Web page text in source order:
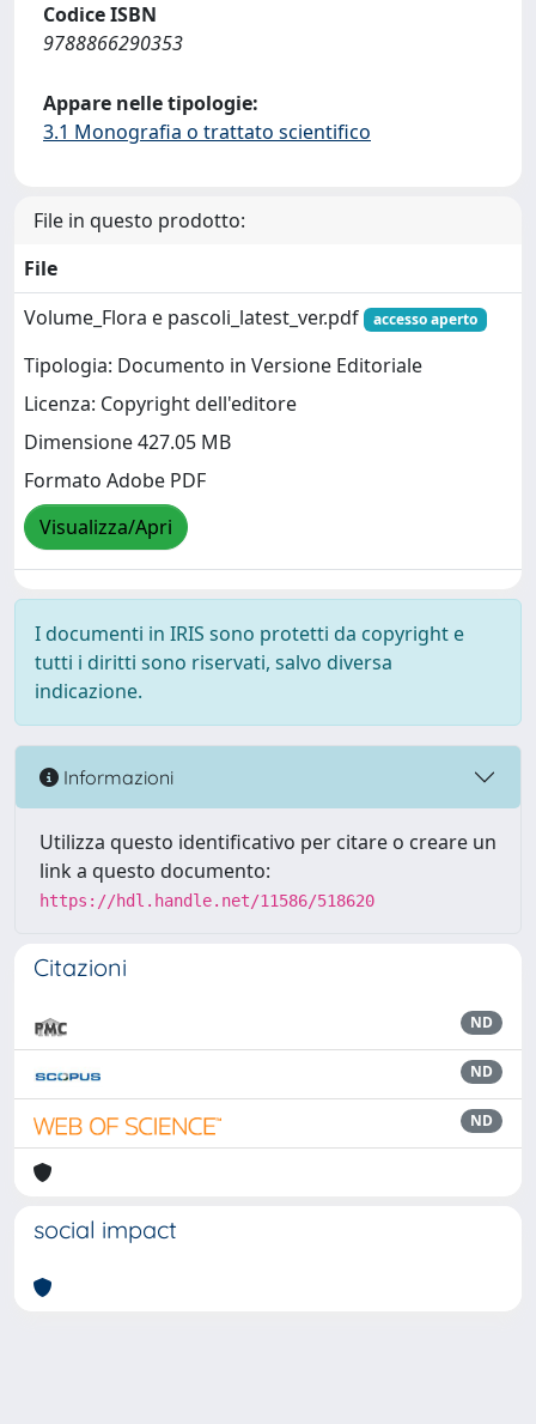
Codice ISBN
9788866290353
Appare nelle tipologie:
3.1 Monografia o trattato scientifico
File in questo prodotto:
File
Volume_Flora e pascoli_latest_ver.pdf
accesso aperto
Tipologia: Documento in Versione Editoriale
Licenza: Copyright dell'editore
Dimensione 427.05 MB
Formato Adobe PDF
Visualizza/Apri
I documenti in IRIS sono protetti da copyright e
tutti i diritti sono riservati, salvo diversa
indicazione.
Informazioni
Utilizza questo identificativo per citare o creare un
link a questo documento:
https://hdl.handle.net/11586/518620
Citazioni
ND
ND
ND
social impact